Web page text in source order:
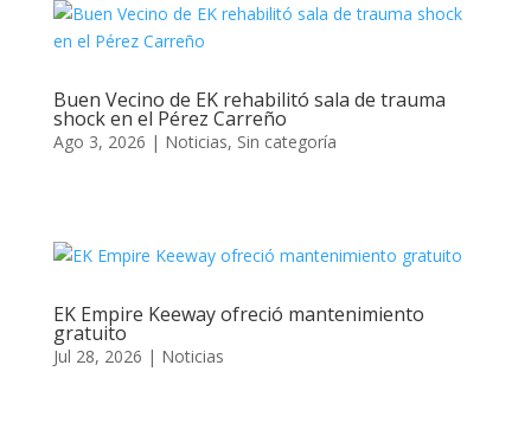
Buen Vecino de EK rehabilitó sala de trauma
shock en el Pérez Carreño
Ago 3, 2026 | Noticias, Sin categoría
EK Empire Keeway ofreció mantenimiento
gratuito
Jul 28, 2026 | Noticias